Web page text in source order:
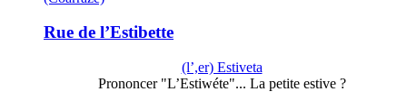
Rue de l’Estibette
(l’,er) Estiveta
Prononcer "L’Estiwéte"... La petite estive ?